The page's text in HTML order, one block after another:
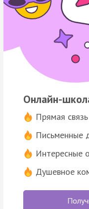
Онлайн-
Прямая
Письменные
Интересные
Душевное